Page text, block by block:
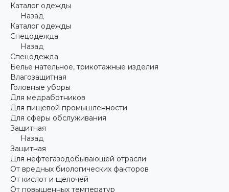
Каталог одежды
Назад
Каталог одежды
Спецодежда
Назад
Спецодежда
Белье нательное, трикотажные изделия
Влагозащитная
Головные уборы
Для медработников
Для пищевой промышленности
Для сферы обслуживания
Защитная
Назад
Защитная
Для нефтегазодобывающей отрасли
От вредных биологических факторов
От кислот и щелочей
От повышенных температур